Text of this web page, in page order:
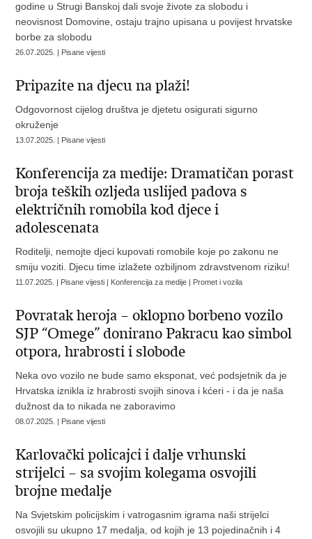
godine u Strugi Banskoj dali svoje živote za slobodu i
neovisnost Domovine, ostaju trajno upisana u povijest hrvatske
borbe za slobodu
26.07.2025. | Pisane vijesti
Pripazite na djecu na plaži!
Odgovornost cijelog društva je djetetu osigurati sigurno
okruženje
13.07.2025. | Pisane vijesti
Konferencija za medije: Dramatičan porast
broja teških ozljeda uslijed padova s
električnih romobila kod djece i
adolescenata
Roditelji, nemojte djeci kupovati romobile koje po zakonu ne
smiju voziti. Djecu time izlažete ozbiljnom zdravstvenom riziku!
11.07.2025. | Pisane vijesti | Konferencija za medije | Promet i vozila
Povratak heroja – oklopno borbeno vozilo
SJP “Omege” donirano Pakracu kao simbol
otpora, hrabrosti i slobode
Neka ovo vozilo ne bude samo eksponat, već podsjetnik da je
Hrvatska iznikla iz hrabrosti svojih sinova i kćeri - i da je naša
dužnost da to nikada ne zaboravimo
08.07.2025. | Pisane vijesti
Karlovački policajci i dalje vrhunski
strijelci – sa svojim kolegama osvojili
brojne medalje
Na Svjetskim policijskim i vatrogasnim igrama naši strijelci
osvojili su ukupno 17 medalja, od kojih je 13 pojedinačnih i 4